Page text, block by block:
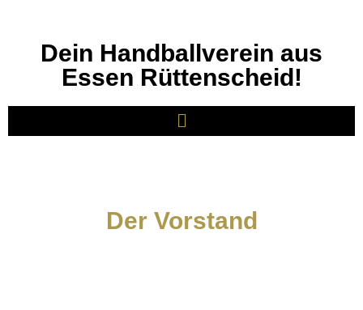
Dein Handballverein aus
Essen Rüttenscheid!
Der Vorstand